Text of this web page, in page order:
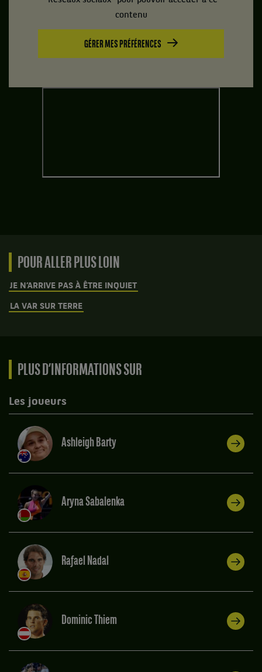
contenu
GÉRER MES PRÉFÉRENCES
POUR ALLER PLUS LOIN
JE N’ARRIVE PAS À ÊTRE INQUIET
LA VAR SUR TERRE
PLUS D’INFORMATIONS SUR
Les joueurs
Ashleigh Barty
Aryna Sabalenka
Rafael Nadal
Dominic Thiem